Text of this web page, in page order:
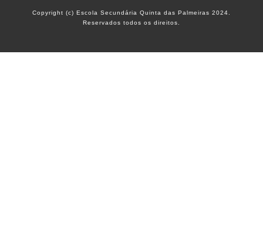
Copyright (c) Escola Secundária Quinta das Palmeiras 2024.
Reservados todos os direitos.